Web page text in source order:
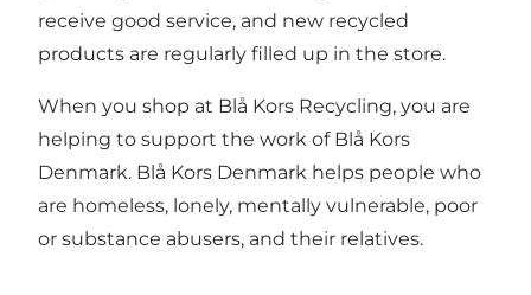
receive good service, and new recycled
products are regularly filled up in the store.
When you shop at Blå Kors Recycling, you are
helping to support the work of Blå Kors
Denmark. Blå Kors Denmark helps people who
are homeless, lonely, mentally vulnerable, poor
or substance abusers, and their relatives.